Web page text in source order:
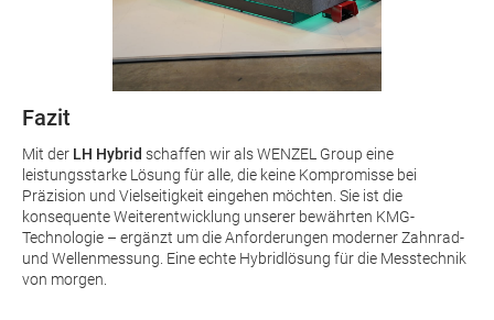
Fazit
Mit der LH Hybrid schaffen wir als WENZEL Group eine
leistungsstarke Lösung für alle, die keine Kompromisse bei
Präzision und Vielseitigkeit eingehen möchten. Sie ist die
konsequente Weiterentwicklung unserer bewährten KMG-
Technologie – ergänzt um die Anforderungen moderner Zahnrad-
und Wellenmessung. Eine echte Hybridlösung für die Messtechnik
von morgen.